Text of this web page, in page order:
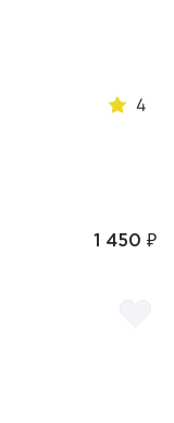
4
1 450 ₽